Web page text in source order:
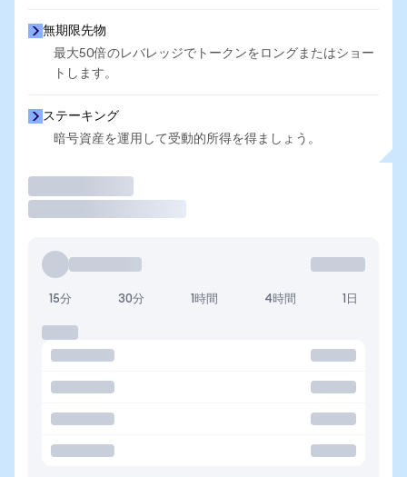
無期限先物
最大50倍のレバレッジでトークンをロングまたはショー
トします。
ステーキング
暗号資産を運用して受動的所得を得ましょう。
15分 30分 1時間 4時間 1日